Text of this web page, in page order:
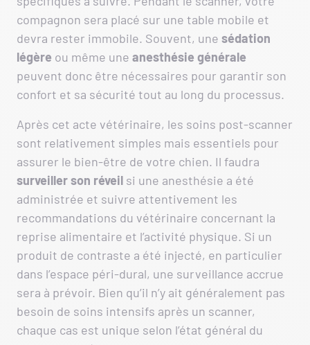
compagnon sera placé sur une table mobile et
devra rester immobile. Souvent, une sédation
légère ou même une anesthésie générale
peuvent donc être nécessaires pour garantir son
confort et sa sécurité tout au long du processus.
Après cet acte vétérinaire, les soins post-scanner
sont relativement simples mais essentiels pour
assurer le bien-être de votre chien. Il faudra
surveiller son réveil si une anesthésie a été
administrée et suivre attentivement les
recommandations du vétérinaire concernant la
reprise alimentaire et l’activité physique. Si un
produit de contraste a été injecté, en particulier
dans l’espace péri-dural, une surveillance accrue
sera à prévoir. Bien qu’il n’y ait généralement pas
besoin de soins intensifs après un scanner,
chaque cas est unique selon l’état général du